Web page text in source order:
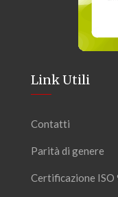
Link Utili
Contatti
Parità di genere
Certificazione ISO